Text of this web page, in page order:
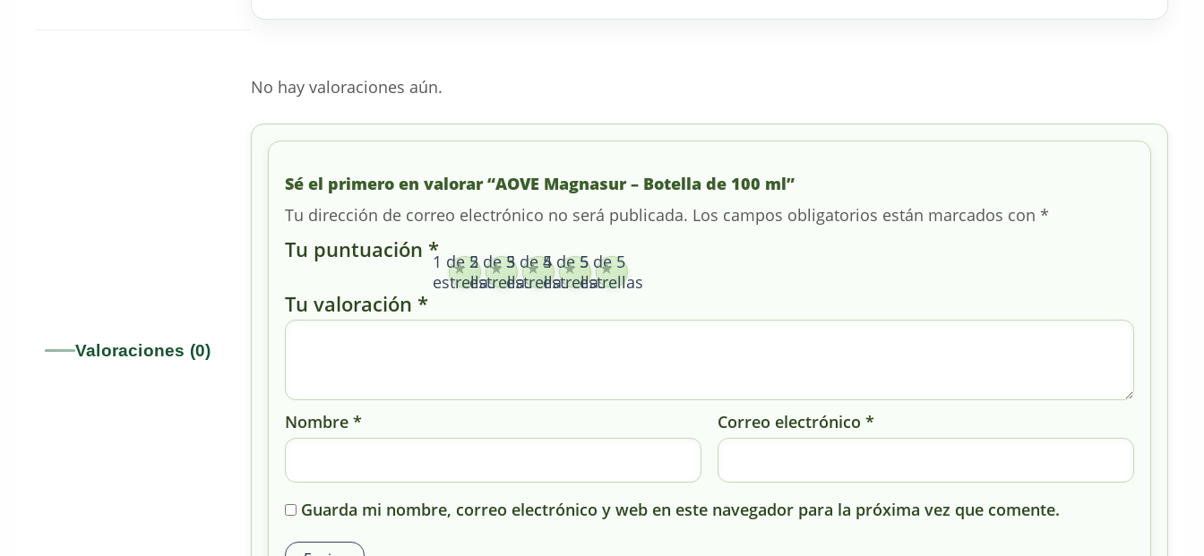
Valoraciones (0)
No hay valoraciones aún.
Sé el primero en valorar “AOVE Magnasur – Botella de 100 ml”
Tu dirección de correo electrónico no será publicada. Los campos obligatorios están marcados con *
Tu puntuación *1 de 5
estrellas
2 de 5
estrellas
3 de 5
estrellas
4 de 5
estrellas
5 de 5
estrellas
Tu valoración *
Nombre * Correo electrónico*
Guarda mi nombre, correo electrónico y web en este navegador para la próxima vez que comente.